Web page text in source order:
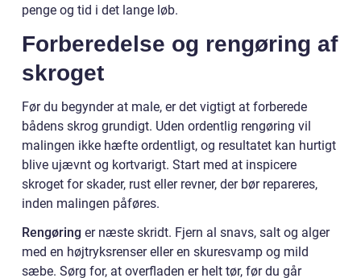
penge og tid i det lange løb.
Forberedelse og rengøring af
skroget
Før du begynder at male, er det vigtigt at forberede
bådens skrog grundigt. Uden ordentlig rengøring vil
malingen ikke hæfte ordentligt, og resultatet kan hurtigt
blive ujævnt og kortvarigt. Start med at inspicere
skroget for skader, rust eller revner, der bør repareres,
inden malingen påføres.
Rengøring er næste skridt. Fjern al snavs, salt og alger
med en højtryksrenser eller en skuresvamp og mild
sæbe. Sørg for, at overfladen er helt tør, før du går